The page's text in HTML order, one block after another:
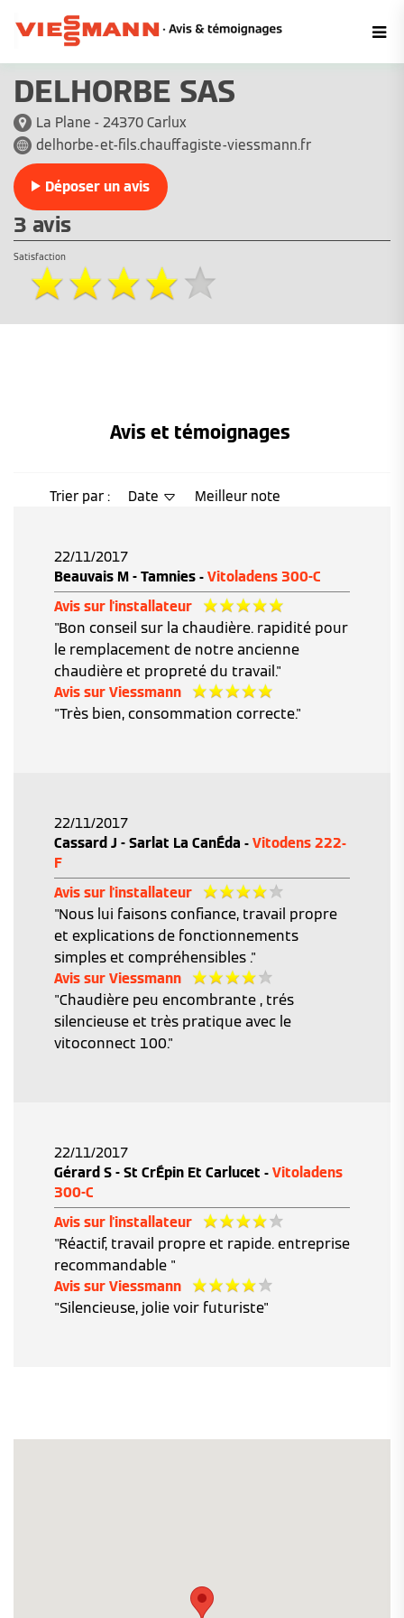
DELHORBE SAS
La Plane - 24370 Carlux
delhorbe-et-fils.chauffagiste-viessmann.fr
Déposer un avis
3 avis
Satisfaction
Avis et témoignages
Trier par : Date Meilleur note
22/11/2017
Beauvais M - Tamnies - Vitoladens 300-C
Avis sur l'installateur
"Bon conseil sur la chaudière. rapidité pour
le remplacement de notre ancienne
chaudière et propreté du travail."
Avis sur Viessmann
"Très bien, consommation correcte."
22/11/2017
Cassard J - Sarlat La CanÉda - Vitodens 222-
F
Avis sur l'installateur
"Nous lui faisons confiance, travail propre
et explications de fonctionnements
simples et compréhensibles ."
Avis sur Viessmann
"Chaudière peu encombrante , trés
silencieuse et très pratique avec le
vitoconnect 100."
22/11/2017
Gérard S - St CrÉpin Et Carlucet - Vitoladens
300-C
Avis sur l'installateur
"Réactif, travail propre et rapide. entreprise
recommandable "
Avis sur Viessmann
"Silencieuse, jolie voir futuriste"